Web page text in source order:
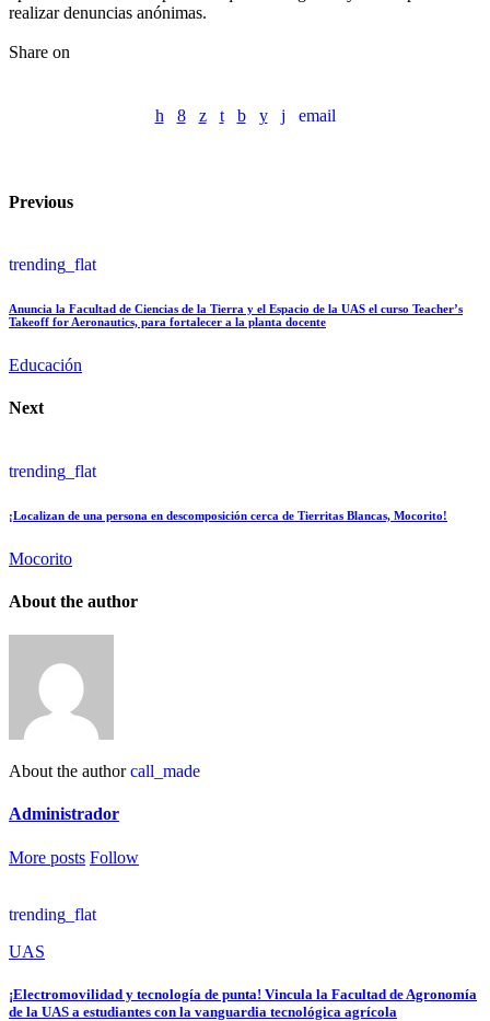
realizar denuncias anónimas.
Share on
email
Previous
trending_flat
Anuncia la Facultad de Ciencias de la Tierra y el Espacio de la UAS el curso Teacher’s
Takeoff for Aeronautics, para fortalecer a la planta docente
Educación
Next
trending_flat
¡Localizan de una persona en descomposición cerca de Tierritas Blancas, Mocorito!
Mocorito
About the author
About the author call_made
Administrador
More posts Follow
trending_flat
UAS
¡Electromovilidad y tecnología de punta! Vincula la Facultad de Agronomía
de la UAS a estudiantes con la vanguardia tecnológica agrícola